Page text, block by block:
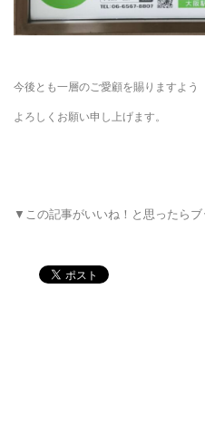
今後とも一層のご愛顧を賜りますよう
よろしくお願い申し上げます。
▼この記事がいいね！と思ったら